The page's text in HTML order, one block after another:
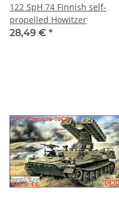
122 SpH 74 Finnish self-
propelled Howitzer
28,49 € *